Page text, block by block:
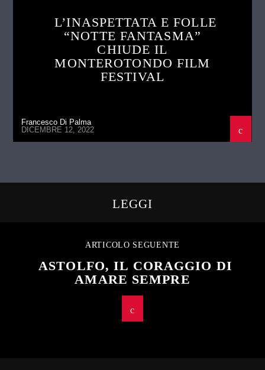
L’INASPETTATA E FOLLE
“NOTTE FANTASMA”
CHIUDE IL
MONTEROTONDO FILM
FESTIVAL
Francesco Di Palma
DICEMBRE 12, 2022
LEGGI
ARTICOLO SEGUENTE
ASTOLFO, IL CORAGGIO DI
AMARE SEMPRE